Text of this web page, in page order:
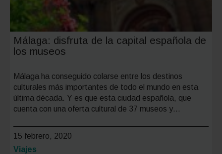
Málaga: disfruta de la capital española de
los museos
Málaga ha conseguido colarse entre los destinos
culturales más importantes de todo el mundo en esta
última década. Y es que esta ciudad española, que
cuenta con una oferta cultural de 37 museos y…
15 febrero, 2020
Categoría:
Viajes